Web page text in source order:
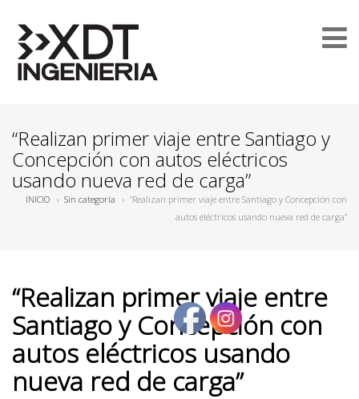
“Realizan primer viaje entre Santiago y
Concepción con autos eléctricos
usando nueva red de carga”
INICIO › Sin categoría › “Realizan primer viaje entre Santiago y Concepción con
autos eléctricos usando nueva red de carga”
“Realizan primer viaje entre
Santiago y Concepción con
autos eléctricos usando
nueva red de carga”